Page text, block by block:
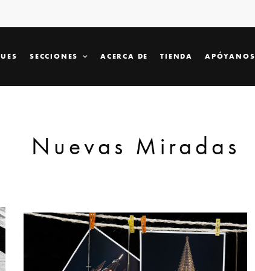
SECCIONES ACERCA DE TIENDA APÓYANOS
Nuevas Miradas